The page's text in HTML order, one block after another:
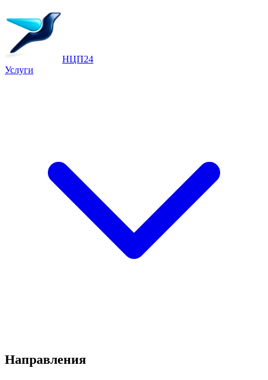
НЦП24
Услуги
Направления